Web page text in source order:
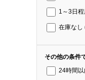
1～3日
在庫なし
その他の条件
24時間